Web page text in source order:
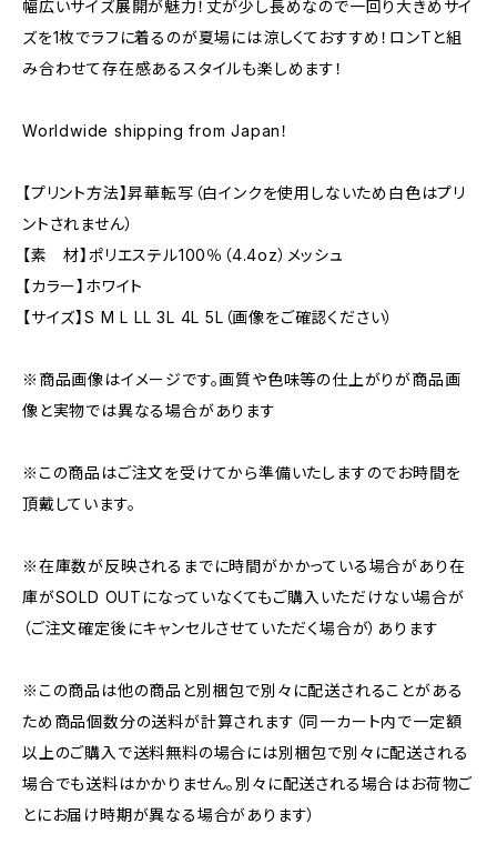
幅広いサイズ展開が魅力！丈が少し長めなので一回り大きめサイ
ズを1枚でラフに着るのが夏場には涼しくておすすめ！ロンTと組
み合わせて存在感あるスタイルも楽しめます！
Worldwide shipping from Japan！
【プリント方法】昇華転写（白インクを使用しないため白色はプリ
ントされません）
【素 材】ポリエステル100％（4.4oz）メッシュ
【カラー】ホワイト
【サイズ】S M L LL 3L 4L 5L（画像をご確認ください）
※商品画像はイメージです。画質や色味等の仕上がりが商品画
像と実物では異なる場合があります
※この商品はご注文を受けてから準備いたしますのでお時間を
頂戴しています。
※在庫数が反映されるまでに時間がかかっている場合があり在
庫がSOLD OUTになっていなくてもご購入いただけない場合が
（ご注文確定後にキャンセルさせていただく場合が）あります
※この商品は他の商品と別梱包で別々に配送されることがある
ため商品個数分の送料が計算されます（同一カート内で一定額
以上のご購入で送料無料の場合には別梱包で別々に配送される
場合でも送料はかかりません。別々に配送される場合はお荷物ご
とにお届け時期が異なる場合があります）